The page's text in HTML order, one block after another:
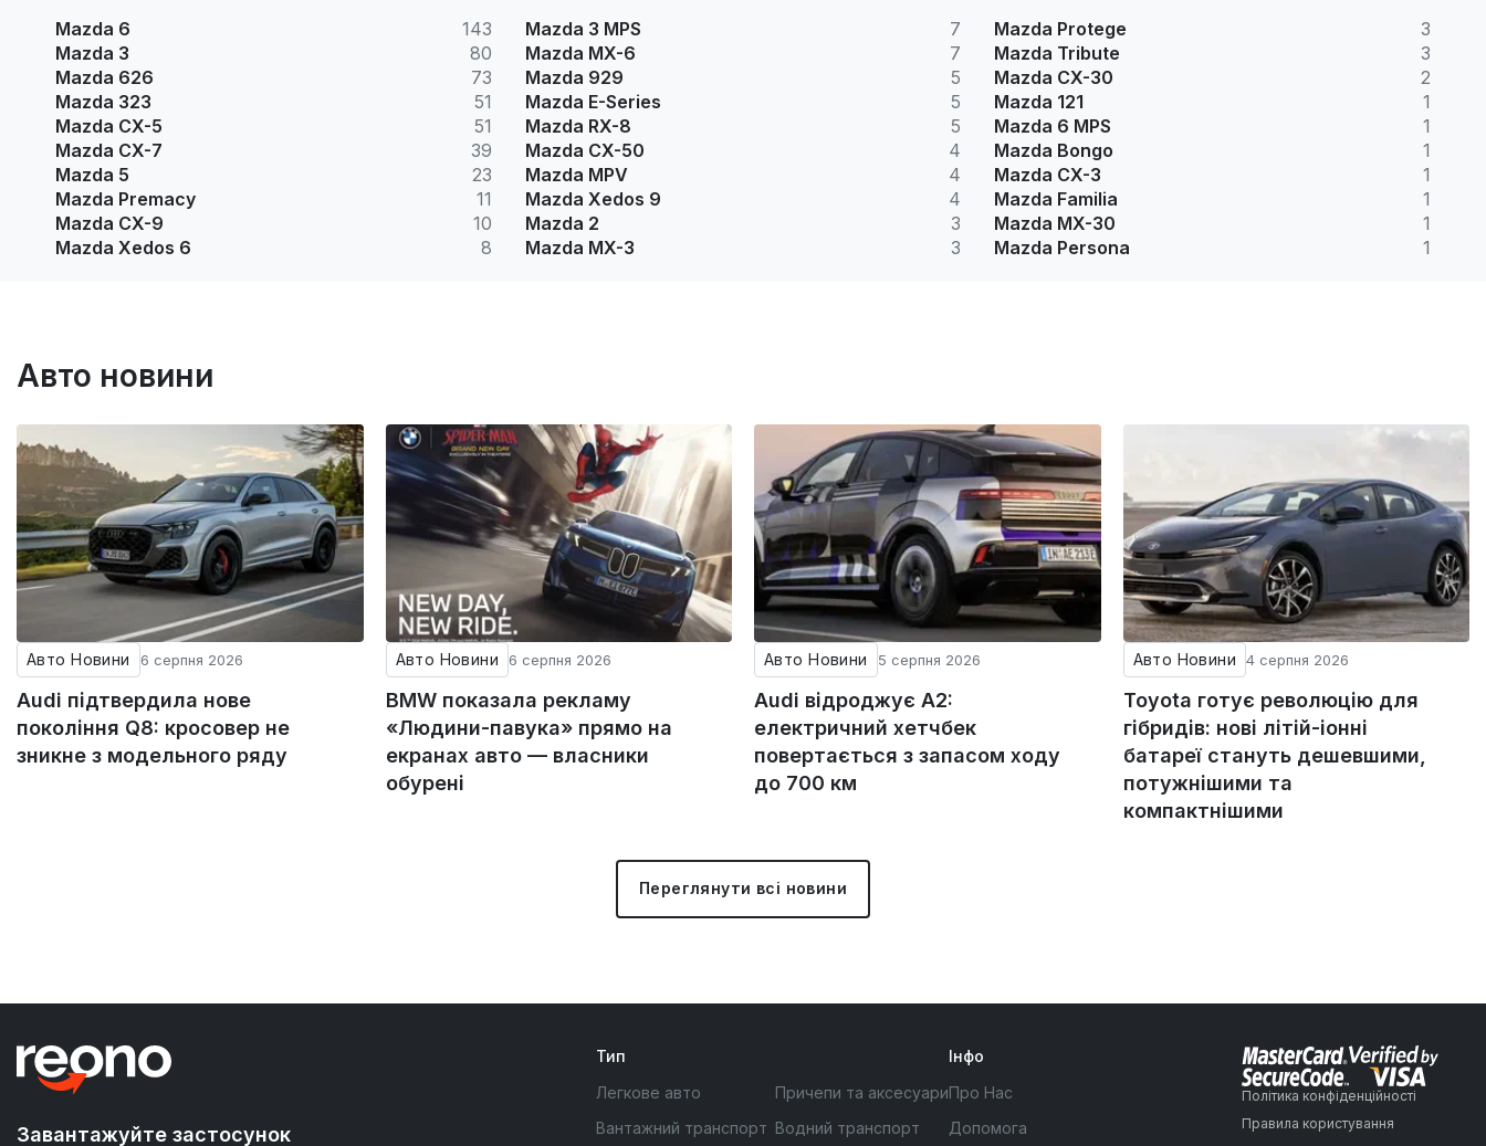
Mazda 6
143
Mazda 3
80
Mazda 626
73
Mazda 323
51
Mazda CX-5
51
Mazda CX-7
39
Mazda 5
23
Mazda Premacy
11
Mazda CX-9
10
Mazda Xedos 6
8
Mazda 3 MPS
7
Mazda MX-6
7
Mazda 929
5
Mazda E-Series
5
Mazda RX-8
5
Mazda CX-50
4
Mazda MPV
4
Mazda Xedos 9
4
Mazda 2
3
Mazda MX-3
3
Mazda Protege
3
Mazda Tribute
3
Mazda CX-30
2
Mazda 121
1
Mazda 6 MPS
1
Mazda Bongo
1
Mazda CX-3
1
Mazda Familia
1
Mazda MX-30
1
Mazda Persona
1
Авто новини
Авто Новини 6 серпня 2026
Audi підтвердила нове
покоління Q8: кросовер не
зникне з модельного ряду
Авто Новини 6 серпня 2026
BMW показала рекламу
«Людини-павука» прямо на
екранах авто — власники
обурені
Авто Новини 5 серпня 2026
Audi відроджує A2:
електричний хетчбек
повертається з запасом ходу
до 700 км
Авто Новини 4 серпня 2026
Toyota готує революцію для
гібридів: нові літій-іонні
батареї стануть дешевшими,
потужнішими та
компактнішими
Переглянути всі новини
Завантажуйте застосунок
Тип
Легкове авто
Вантажний транспорт
Причепи та аксесуари
Водний транспорт
Інфо
Про Нас
Допомога
Політика конфіденційності
Правила користування